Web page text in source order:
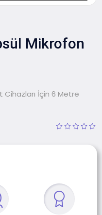
Mikrofon
Cihazları İçin 6 Metre